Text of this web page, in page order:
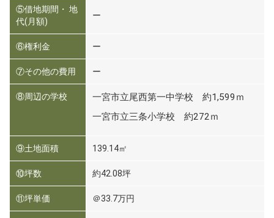
⑤借地期間・ 地
代(月額)
ー
⑥権利金 ー
⑦その他の費用 ー
⑧周辺の学校
一宮市立尾西第一中学校 約1,599ｍ
一宮市立三条小学校 約272ｍ
⑨土地面積 139.14㎡
⑩坪数 約42.08坪
⑪坪単価 ＠33.7万円